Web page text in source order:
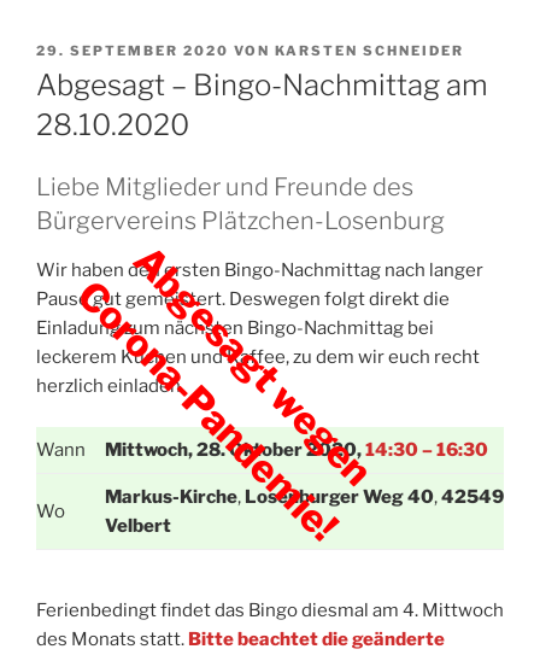
VERÖFFENTLICHT
AM
29. SEPTEMBER 2020 VON KARSTEN SCHNEIDER
Abgesagt – Bingo-Nachmittag am
28.10.2020
Liebe Mitglieder und Freunde des
Bürgervereins Plätzchen-Losenburg
Abgesagt wegen
Corona-Pandemie!
Wir haben den ersten Bingo-Nachmittag nach langer
Pause gut gemeistert. Deswegen folgt direkt die
Einladung zum nächsten Bingo-Nachmittag bei
leckerem Kuchen und Kaffee, zu dem wir euch recht
herzlich einladen.
Wann Mittwoch, 28. Oktober 2020,14:30 – 16:30
Wo
Markus-Kirche, Losenburger Weg 40,42549
Velbert
Ferienbedingt findet das Bingo diesmal am 4. Mittwoch
des Monats statt. Bitte beachtet die geänderte